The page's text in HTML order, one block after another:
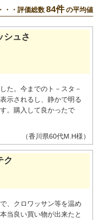
・・・評価総数84件の平均値
シュさ
た。今までのト－スタ－
示されるし、静かで明る
。購入して良かったで
（香川県60代M.H様）
ク
、クロワッサン等を温め
当良い買い物が出来たと